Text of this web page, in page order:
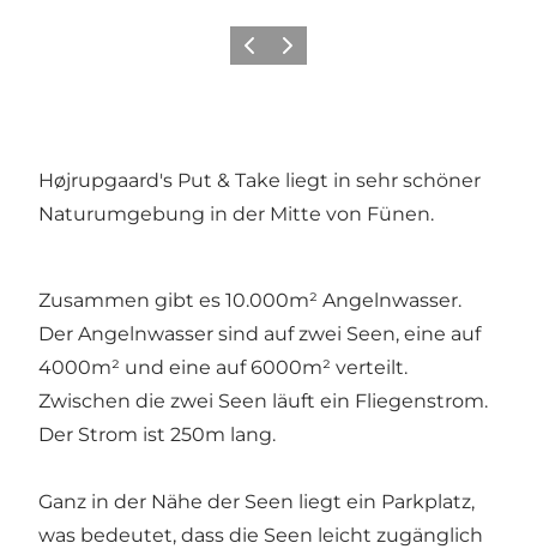
ZurückWeiter
Højrupgaard's Put & Take liegt in sehr schöner
Naturumgebung in der Mitte von Fünen.
Zusammen gibt es 10.000m² Angelnwasser.
Der Angelnwasser sind auf zwei Seen, eine auf
4000m² und eine auf 6000m² verteilt.
Zwischen die zwei Seen läuft ein Fliegenstrom.
Der Strom ist 250m lang.
Ganz in der Nähe der Seen liegt ein Parkplatz,
was bedeutet, dass die Seen leicht zugänglich